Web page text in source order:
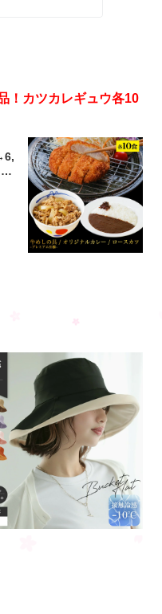
！カツカレギュウ各10